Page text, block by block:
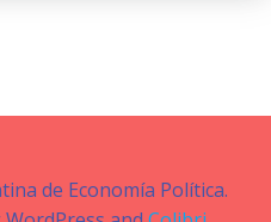
de Economía Política.